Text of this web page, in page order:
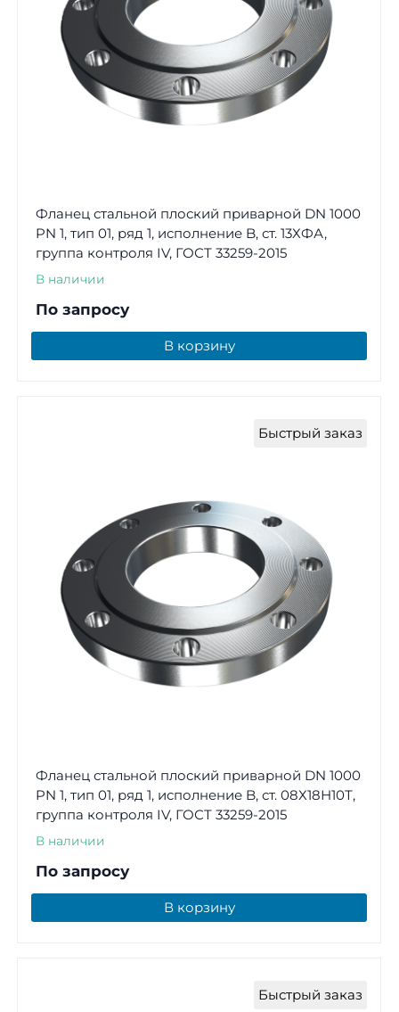
Фланец стальной плоский приварной DN 1000
PN 1, тип 01, ряд 1, исполнение B, ст. 13ХФА,
группа контроля IV, ГОСТ 33259-2015
В наличии
По запросу
В корзину
Быстрый заказ
Фланец стальной плоский приварной DN 1000
PN 1, тип 01, ряд 1, исполнение B, ст. 08Х18Н10Т,
группа контроля IV, ГОСТ 33259-2015
В наличии
По запросу
В корзину
Быстрый заказ